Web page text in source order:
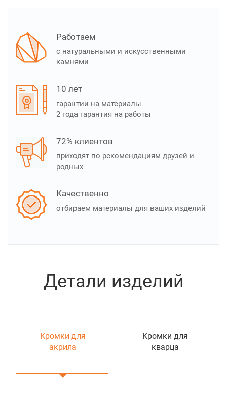
Работаем
с натуральными и искусственными
камнями
10 лет
гарантии на материалы
2 года гарантия на работы
72% клиентов
приходят по рекомендациям друзей и
родных
Качественно
отбираем материалы для ваших изделий
Детали изделий
Кромки для
акрила
Кромки для
кварца